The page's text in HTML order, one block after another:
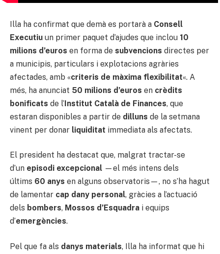
Illa ha confirmat que demà es portarà a Consell
Executiu un primer paquet d’ajudes que inclou 10
milions d’euros en forma de subvencions directes per
a municipis, particulars i explotacions agràries
afectades, amb «criteris de màxima flexibilitat«. A
més, ha anunciat 50 milions d’euros en crèdits
bonificats de l’Institut Català de Finances, que
estaran disponibles a partir de dilluns de la setmana
vinent per donar liquiditat immediata als afectats.
El president ha destacat que, malgrat tractar-se
d’un episodi excepcional —el més intens dels
últims 60 anys en alguns observatoris—, no s’ha hagut
de lamentar cap dany personal, gràcies a l’actuació
dels bombers, Mossos d’Esquadra i equips
d’emergències.
Pel que fa als danys materials, Illa ha informat que hi